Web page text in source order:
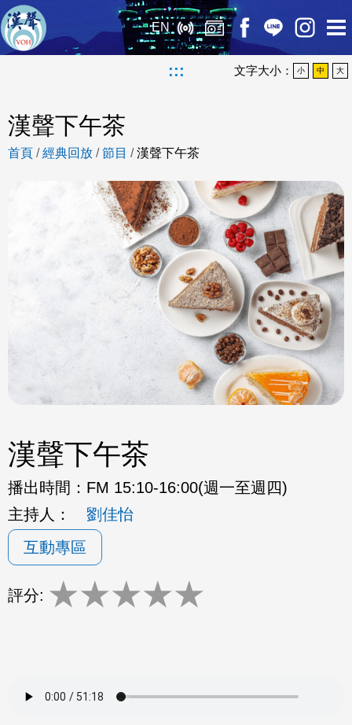
EN
::: 文字大小： 小 中 大
漢聲下午茶
首頁 /經典回放 /節目 /漢聲下午茶
漢聲下午茶
播出時間： FM 15:10-16:00(週一至週四)
主持人：
劉佳怡
互動專區
評分: ★★★★★